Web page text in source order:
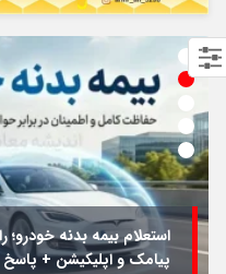
استعلام بیمه بدنه خودرو؛
پیامک و اپلیکیشن + پاسخ